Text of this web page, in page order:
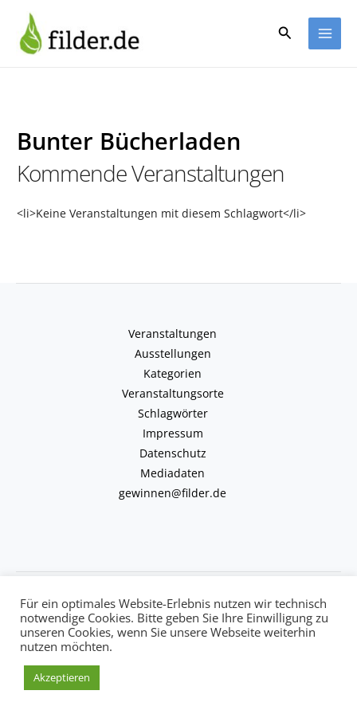
Inhalt
springen
Suchen
Bunter Bücherladen
Kommende Veranstaltungen
<li>Keine Veranstaltungen mit diesem Schlagwort</li>
Veranstaltungen
Ausstellungen
Kategorien
Veranstaltungsorte
Schlagwörter
Impressum
Datenschutz
Mediadaten
gewinnen@filder.de
Copyright © 2026 kulturkalender-filder.de | Powered by kulturkalender-
filder.de
Für ein optimales Website-Erlebnis nutzen wir technisch
notwendige Cookies. Bitte geben Sie Ihre Einwilligung zu
unseren Cookies, wenn Sie unsere Webseite weiterhin
nutzen möchten.
Akzeptieren